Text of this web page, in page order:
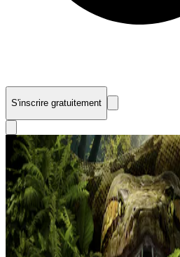
S'inscrire gratuitement